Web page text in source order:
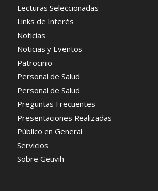
Lecturas Seleccionadas
Links de Interés
Noticias
Noticias y Eventos
Patrocinio
Personal de Salud
Personal de Salud
Preguntas Frecuentes
Presentaciones Realizadas
Público en General
Servicios
Sobre Geuvih